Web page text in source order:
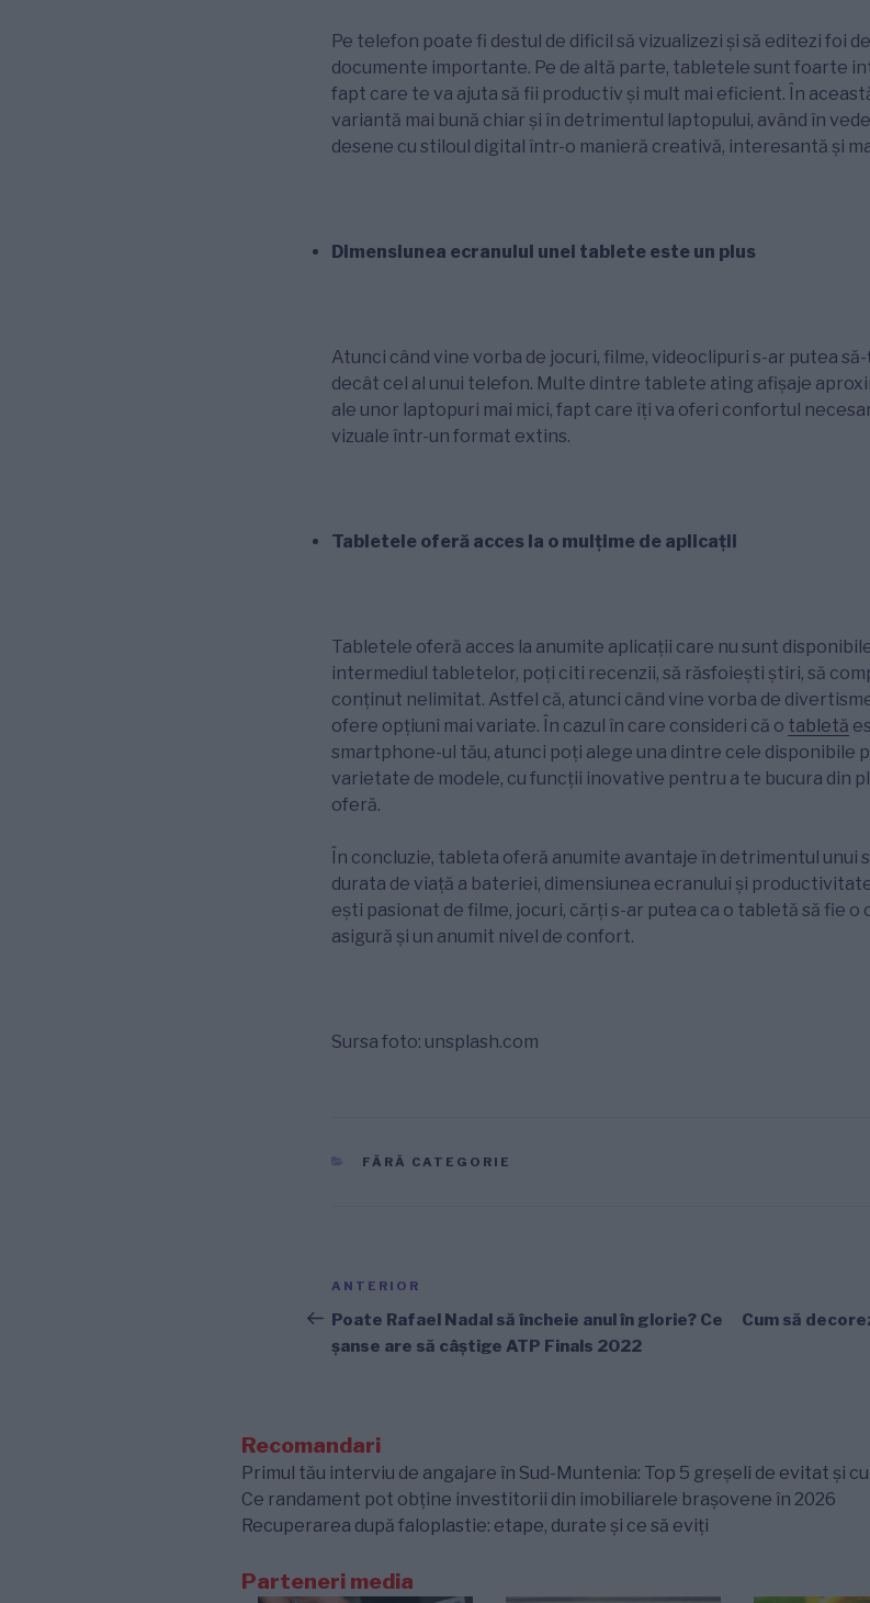
Pe telefon poate fi destul de dificil să vizualizezi și să editezi foi
documente importante. Pe de altă parte, tabletele sunt foarte
fapt care te va ajuta să fii productiv și mult mai eficient. În
variantă mai bună chiar și în detrimentul laptopului, având în
desene cu stiloul digital într-o manieră creativă, interesantă și
Dimensiunea ecranului unei tablete este un plus
Atunci când vine vorba de jocuri, filme, videoclipuri s-ar putea
decât cel al unui telefon. Multe dintre tablete ating afișaje
ale unor laptopuri mai mici, fapt care îți va oferi confortul
vizuale într-un format extins.
Tabletele oferă acces la o mulțime de aplicații
Tabletele oferă acces la anumite aplicații care nu sunt
intermediul tabletelor, poți citi recenzii, să răsfoiești știri, să
conținut nelimitat. Astfel că, atunci când vine vorba de
ofere opțiuni mai variate. În cazul în care consideri că o tabletă
smartphone-ul tău, atunci poți alege una dintre cele disponibile
varietate de modele, cu funcții inovative pentru a te bucura din
oferă.
În concluzie, tableta oferă anumite avantaje în detrimentul unui
durata de viață a bateriei, dimensiunea ecranului și
ești pasionat de filme, jocuri, cărți s-ar putea ca o tabletă să fie o
asigură și un anumit nivel de confort.
Sursa foto: unsplash.com
CATEGORII
FĂRĂ CATEGORIE
Navigare
în
articole
Articolul
anterior
ANTERIOR
Poate Rafael Nadal să încheie anul în glorie? Ce
șanse are să câștige ATP Finals 2022
Cum să
Recomandari
Primul tău interviu de angajare în Sud-Muntenia: Top 5 greșeli de evitat și
Ce randament pot obține investitorii din imobiliarele brașovene în 2026
Recuperarea după faloplastie: etape, durate și ce să eviți
Parteneri media